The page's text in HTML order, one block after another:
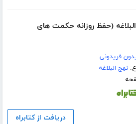
(حفظ روزانه حکمت های
فریدونی
نهج البلاغه
دریافت از کتابراه